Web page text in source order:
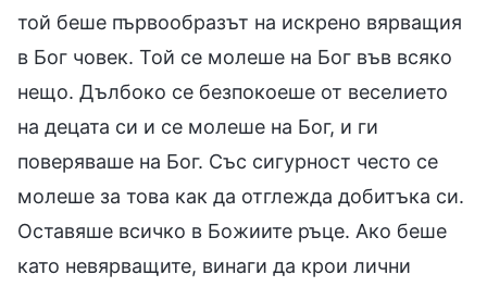
той беше първообразът на искрено вярващия
в Бог човек. Той се молеше на Бог във всяко
нещо. Дълбоко се безпокоеше от веселието
на децата си и се молеше на Бог, и ги
поверяваше на Бог. Със сигурност често се
молеше за това как да отглежда добитъка си.
Оставяше всичко в Божиите ръце. Ако беше
като невярващите, винаги да крои лични